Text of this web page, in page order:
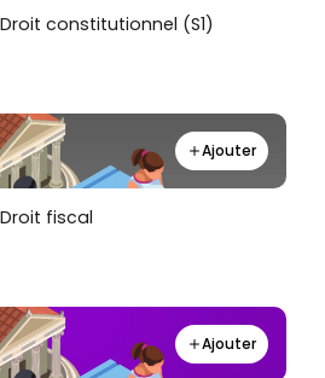
constitutionnel (S1)
Ajouter
fiscal
Ajouter